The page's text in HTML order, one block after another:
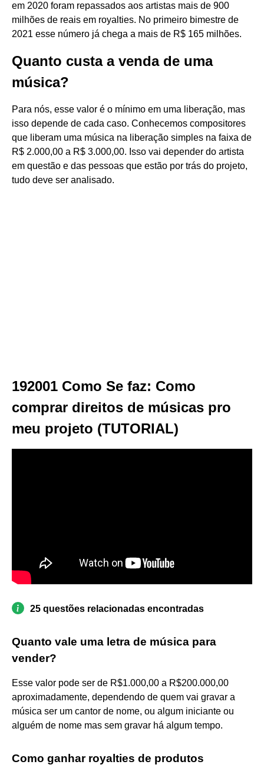
em 2020 foram repassados aos artistas mais de 900
milhões de reais em royalties. No primeiro bimestre de
2021 esse número já chega a mais de R$ 165 milhões.
Quanto custa a venda de uma
música?
Para nós, esse valor é o mínimo em uma liberação, mas
isso depende de cada caso. Conhecemos compositores
que liberam uma música na liberação simples na faixa de
R$ 2.000,00 a R$ 3.000,00. Isso vai depender do artista
em questão e das pessoas que estão por trás do projeto,
tudo deve ser analisado.
192001 Como Se faz: Como
comprar direitos de músicas pro
meu projeto (TUTORIAL)
25 questões relacionadas encontradas
Quanto vale uma letra de música para
vender?
Esse valor pode ser de R$1.000,00 a R$200.000,00
aproximadamente, dependendo de quem vai gravar a
música ser um cantor de nome, ou algum iniciante ou
alguém de nome mas sem gravar há algum tempo.
Como ganhar royalties de produtos